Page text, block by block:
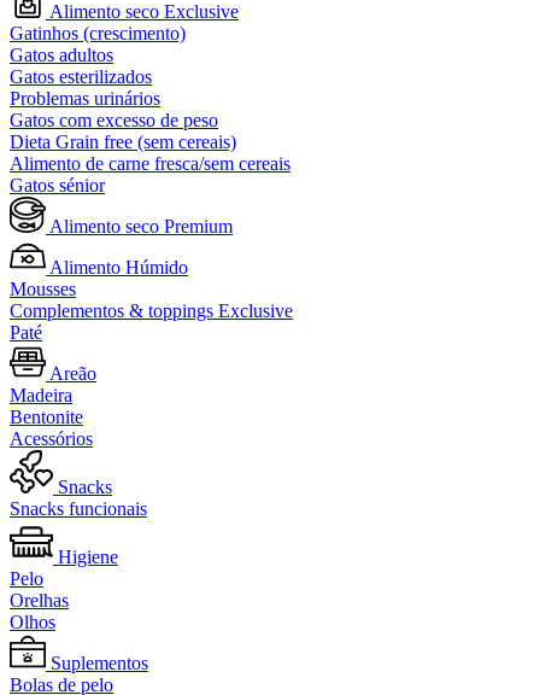
Alimento seco Exclusive
Gatinhos (crescimento)
Gatos adultos
Gatos esterilizados
Problemas urinários
Gatos com excesso de peso
Dieta Grain free (sem cereais)
Alimento de carne fresca/sem cereais
Gatos sénior
Alimento seco Premium
Alimento Húmido
Mousses
Complementos & toppings Exclusive
Paté
Areão
Madeira
Bentonite
Acessórios
Snacks
Snacks funcionais
Higiene
Pelo
Orelhas
Olhos
Suplementos
Bolas de pelo